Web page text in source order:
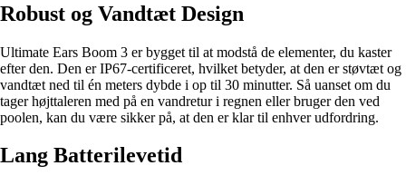
Robust og Vandtæt Design
Ultimate Ears Boom 3 er bygget til at modstå de elementer, du kaster
efter den. Den er IP67-certificeret, hvilket betyder, at den er støvtæt og
vandtæt ned til én meters dybde i op til 30 minutter. Så uanset om du
tager højttaleren med på en vandretur i regnen eller bruger den ved
poolen, kan du være sikker på, at den er klar til enhver udfordring.
Lang Batterilevetid